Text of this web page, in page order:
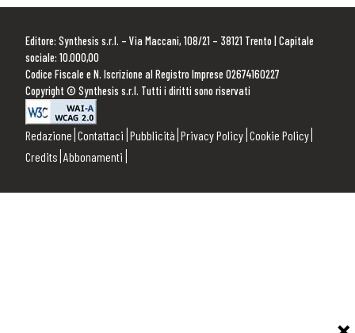
Editore: Synthesis s.r.l. – Via Maccani, 108/21 – 38121 Trento | Capitale
sociale: 10.000,00
Codice Fiscale e N. Iscrizione al Registro Imprese 02674160227
Copyright © Synthesis s.r.l. Tutti i diritti sono riservati
Redazione Contattaci Pubblicità Privacy Policy Cookie Policy
Credits Abbonamenti